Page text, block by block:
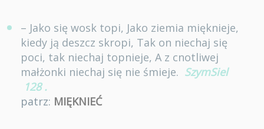
– Jako się wosk topi, Jako ziemia mięknieje,
kiedy ją deszcz skropi, Tak on niechaj się
poci, tak niechaj topnieje, A z cnotliwej
małżonki niechaj się nie śmieje. SzymSiel
128 .
patrz: MIĘKNIEĆ